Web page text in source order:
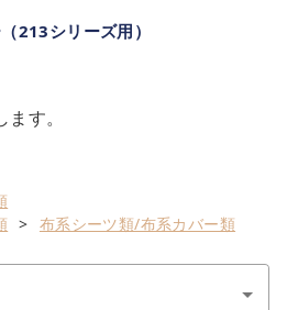
213シリーズ用）
す。
布系シーツ類/布系カバー類